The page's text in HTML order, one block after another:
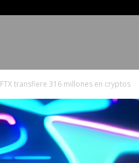
FTX transfiere 316 millones en cryptos